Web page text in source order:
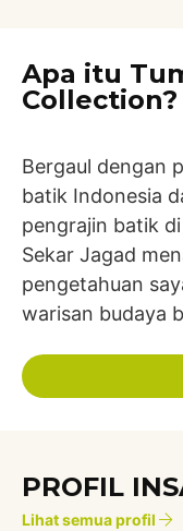
Apa itu
Collection?
Bergaul dengan
batik Indonesia
pengrajin batik
Sekar Jagad
pengetahuan
warisan budaya
PROFIL
Lihat semua profil